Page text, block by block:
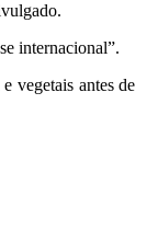
internacional”.
vegetais antes de